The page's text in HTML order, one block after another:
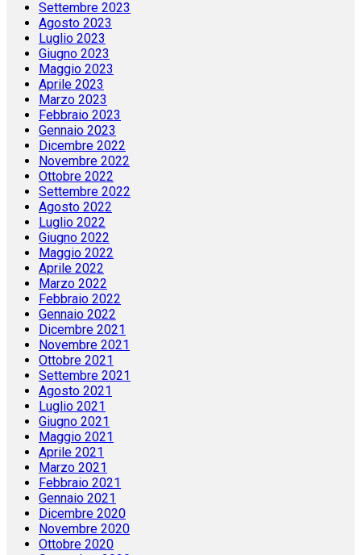
Settembre 2023
Agosto 2023
Luglio 2023
Giugno 2023
Maggio 2023
Aprile 2023
Marzo 2023
Febbraio 2023
Gennaio 2023
Dicembre 2022
Novembre 2022
Ottobre 2022
Settembre 2022
Agosto 2022
Luglio 2022
Giugno 2022
Maggio 2022
Aprile 2022
Marzo 2022
Febbraio 2022
Gennaio 2022
Dicembre 2021
Novembre 2021
Ottobre 2021
Settembre 2021
Agosto 2021
Luglio 2021
Giugno 2021
Maggio 2021
Aprile 2021
Marzo 2021
Febbraio 2021
Gennaio 2021
Dicembre 2020
Novembre 2020
Ottobre 2020